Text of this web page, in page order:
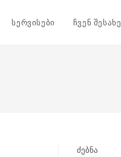
სერვისები ჩვენ
ძებნა